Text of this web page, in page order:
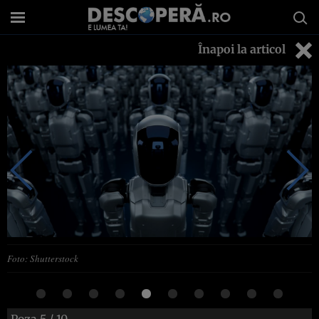
Înapoi la articol
Foto: Shutterstock